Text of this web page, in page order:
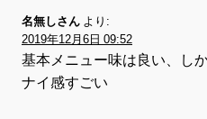
名無しさん より:
2019年12月6日 09:52
基本メニュー味は良い、し
ナイ感すごい